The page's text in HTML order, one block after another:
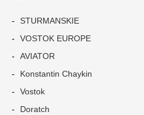
STURMANSKIE
VOSTOK EUROPE
AVIATOR
Konstantin Chaykin
Vostok
Doratch